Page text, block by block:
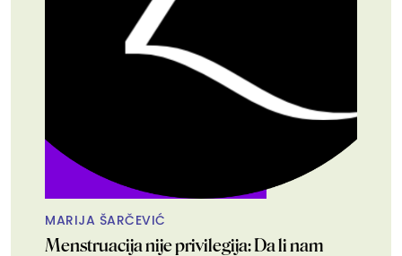
MARIJA ŠARČEVIĆ
Menstruacija nije privilegija: Da li nam